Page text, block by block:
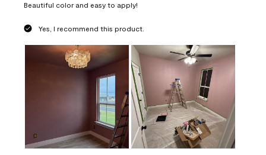
Beautiful color and easy to apply!
Yes, I recommend this product.